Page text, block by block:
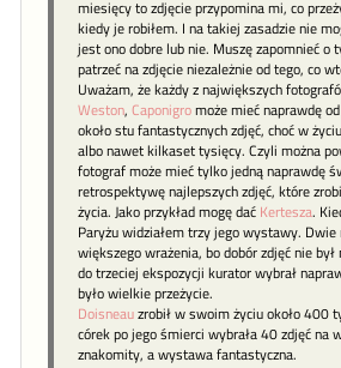
miesięcy to zdjęcie przypomina mi, co
kiedy je robiłem. I na takiej zasadzie nie
jest ono dobre lub nie. Muszę zapomnieć o
patrzeć na zdjęcie niezależnie od tego, co
Uważam, że każdy z największych
Weston, Caponigromoże mieć naprawdę
około stu fantastycznych zdjęć, choć w
albo nawet kilkaset tysięcy. Czyli można
fotograf może mieć tylko jedną naprawdę
retrospektywę najlepszych zdjęć, które
życia. Jako przykład mogę dać Kertesza.
Paryżu widziałem trzy jego wystawy. Dwie
większego wrażenia, bo dobór zdjęć nie
do trzeciej ekspozycji kurator wybrał
było wielkie przeżycie.
Doisneauzrobił w swoim życiu około 400
córek po jego śmierci wybrała 40 zdjęć na
znakomity, a wystawa fantastyczna.